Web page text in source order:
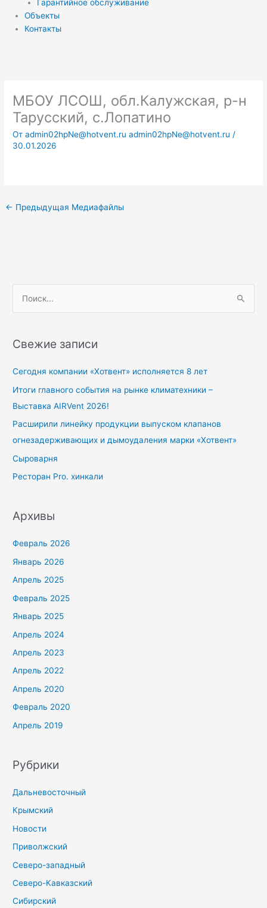
Гарантийное обслуживание
Объекты
Контакты
МБОУ ЛСОШ, обл.Калужская, р-н
Тарусский, с.Лопатино
Отadmin02hpNe@hotvent.ru admin02hpNe@hotvent.ru /
30.01.2026
← Предыдущая Медиафайлы
с
Свежие записи
Сегодня компании «Хотвент» исполняется 8 лет
Итоги главного события на рынке климатехники –
Выставка AIRVent 2026!
Расширили линейку продукции выпуском клапанов
огнезадерживающих и дымоудаления марки «Хотвент»
Сыроварня
Ресторан Pro. хинкали
Архивы
Февраль 2026
Январь 2026
Апрель 2025
Февраль 2025
Январь 2025
Апрель 2024
Апрель 2023
Апрель 2022
Апрель 2020
Февраль 2020
Апрель 2019
Рубрики
Дальневосточный
Крымский
Новости
Приволжский
Северо-западный
Северо-Кавказский
Сибирский